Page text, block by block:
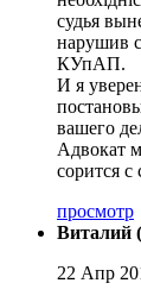
судья
нарушив
КУпАП.
И я
вашего
Адвокат
сорится с
просмотр
Виталий
22 Апр